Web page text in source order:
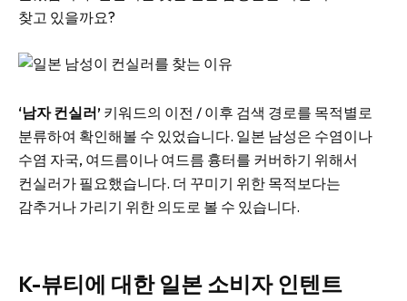
찾고 있을까요?
‘남자 컨실러’ 키워드의 이전 / 이후 검색 경로를 목적별로
분류하여 확인해볼 수 있었습니다. 일본 남성은 수염이나
수염 자국, 여드름이나 여드름 흉터를 커버하기 위해서
컨실러가 필요했습니다. 더 꾸미기 위한 목적보다는
감추거나 가리기 위한 의도로 볼 수 있습니다.
K-뷰티에 대한 일본 소비자 인텐트